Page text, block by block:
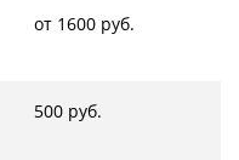
от 1600 руб.
500 руб.